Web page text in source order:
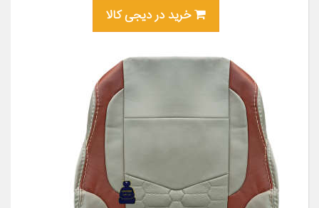
خرید در دیجی کالا